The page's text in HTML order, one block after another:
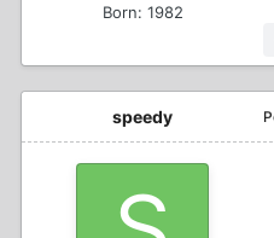
Born: 1982
speedy